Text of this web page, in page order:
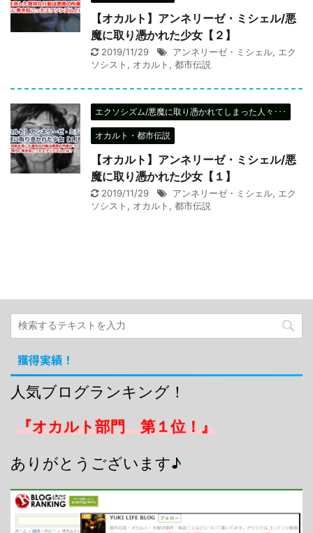
【オカルト】アンネリーゼ・ミシェル/悪
魔に取り憑かれた少女【２】
2019/11/29 アンネリーゼ・ミシェル, エク
ソシスト , オカルト , 都市伝説
エクソシズム/悪魔に取り憑かれてしまった人々･･･
オカルト・都市伝説
【オカルト】アンネリーゼ・ミシェル/悪
魔に取り憑かれた少女【１】
2019/11/29 アンネリーゼ・ミシェル, エク
ソシスト , オカルト , 都市伝説
獲得実績！
人気ブログランキング！
『オカルト部門 第１位！』
ありがとうございます♪